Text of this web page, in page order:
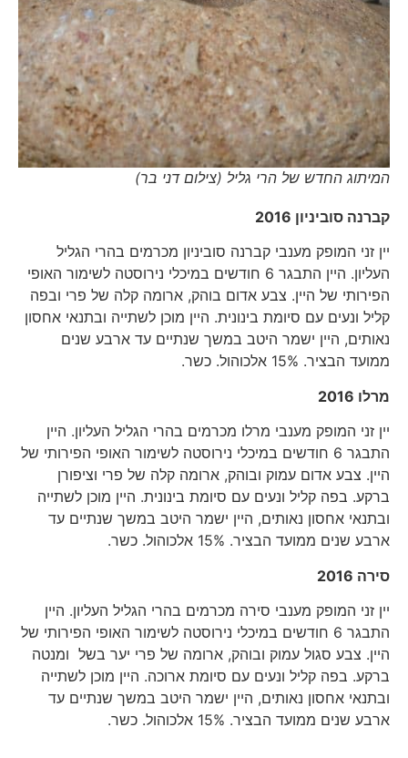
המיתוג החדש של הרי גליל (צילום דני בר)
קברנה סוביניון 2016
יין זני המופק מענבי קברנה סוביניון מכרמים בהרי הגליל
העליון. היין התבגר 6 חודשים במיכלי נירוסטה לשימור האופי
הפירותי של היין. צבע אדום בוהק, ארומה קלה של פרי ובפה
קליל ונעים עם סיומת בינונית. היין מוכן לשתייה ובתנאי אחסון
נאותים, היין ישמר היטב במשך שנתיים עד ארבע שנים
ממועד הבציר. 15% אלכוהול. כשר.
מרלו 2016
יין זני המופק מענבי מרלו מכרמים בהרי הגליל העליון. היין
התבגר 6 חודשים במיכלי נירוסטה לשימור האופי הפירותי של
היין. צבע אדום עמוק ובוהק, ארומה קלה של פרי וציפורן
ברקע. בפה קליל ונעים עם סיומת בינונית. היין מוכן לשתייה
ובתנאי אחסון נאותים, היין ישמר היטב במשך שנתיים עד
ארבע שנים ממועד הבציר. 15% אלכוהול. כשר.
סירה 2016
יין זני המופק מענבי סירה מכרמים בהרי הגליל העליון. היין
התבגר 6 חודשים במיכלי נירוסטה לשימור האופי הפירותי של
היין. צבע סגול עמוק ובוהק, ארומה של פרי יער בשל ומנטה
ברקע. בפה קליל ונעים עם סיומת ארוכה. היין מוכן לשתייה
ובתנאי אחסון נאותים, היין ישמר היטב במשך שנתיים עד
ארבע שנים ממועד הבציר. 15% אלכוהול. כשר.